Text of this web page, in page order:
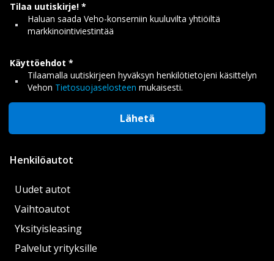
Tilaa uutiskirje!
Haluan saada Veho-konserniin kuuluvilta yhtiöiltä
markkinointiviestintää
Käyttöehdot
Tilaamalla uutiskirjeen hyväksyn henkilötietojeni käsittelyn
Vehon Tietosuojaselosteen mukaisesti.
Lähetä
Henkilöautot
Uudet autot
Vaihtoautot
Yksityisleasing
Palvelut yrityksille